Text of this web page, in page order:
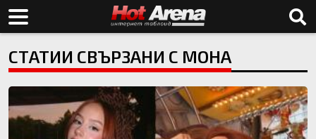
СТАТИИ СВЪРЗАНИ С МОНА